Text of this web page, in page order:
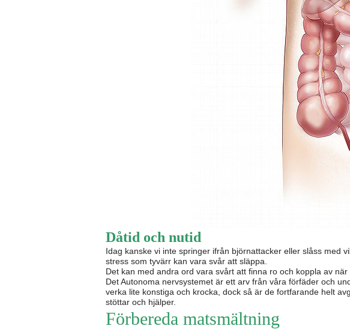
Dåtid och nutid
Idag kanske vi inte springer ifrån björnattacker eller slåss med
stress som tyvärr kan vara svår att släppa.
Det kan med andra ord vara svårt att finna ro och koppla av
Det Autonoma nervsystemet är ett arv från våra förfäder och
verka lite konstiga och krocka, dock så är de fortfarande helt
stöttar och hjälper.
Förbereda matsmältning